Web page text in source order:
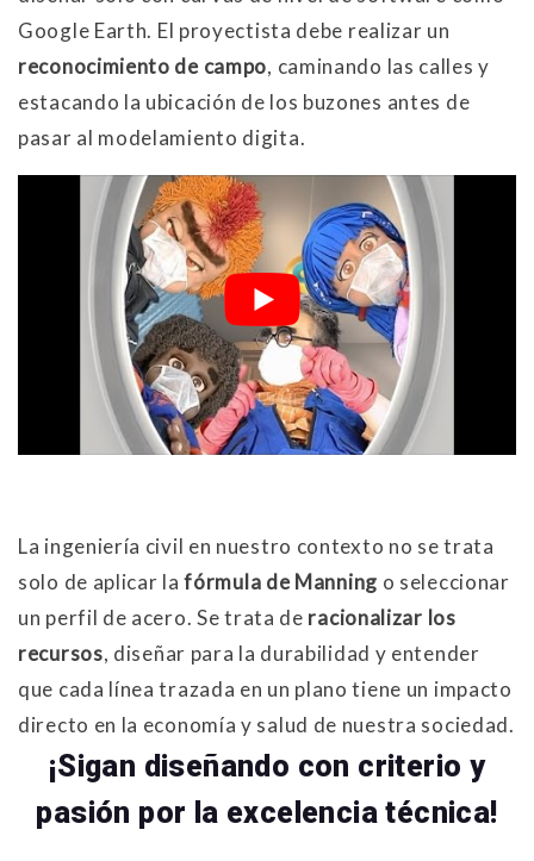
Google Earth. El proyectista debe realizar un
reconocimiento de campo, caminando las calles y
estacando la ubicación de los buzones antes de
pasar al modelamiento digita.
La ingeniería civil en nuestro contexto no se trata
solo de aplicar lafórmula de Manning o seleccionar
un perfil de acero. Se trata de racionalizar los
recursos, diseñar para la durabilidad y entender
que cada línea trazada en un plano tiene un impacto
directo en la economía y salud de nuestra sociedad.
¡Sigan diseñando con criterio y
pasión por la excelencia técnica!